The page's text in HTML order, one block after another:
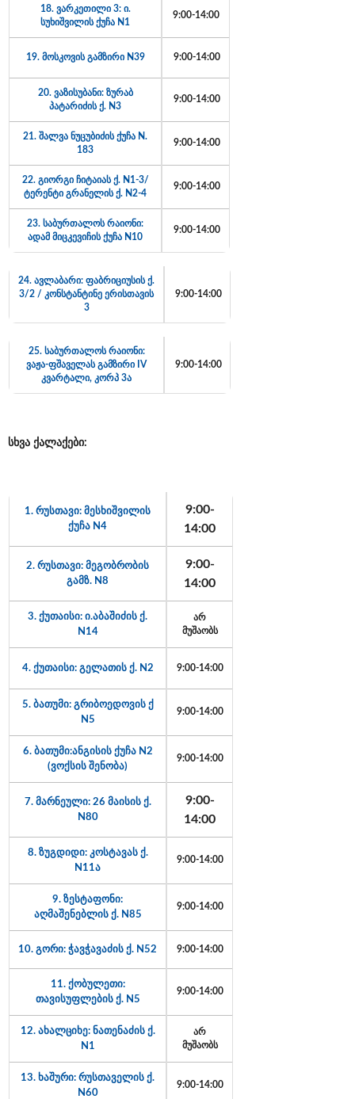
18. ვარკეთილი 3: ი.
სუხიშვილის ქუჩა N1
9:00-14:00
19. მოსკოვის გამზირი N39 9:00-14:00
20. ვაზისუბანი: ზურაბ
პატარიძის ქ. N3
9:00-14:00
21. შალვა ნუცუბიძის ქუჩა N.
183
9:00-14:00
22. გიორგი ჩიტაიას ქ. N1-3/
ტერენტი გრანელის ქ. N2-4
9:00-14:00
23. საბურთალოს რაიონი:
ადამ მიცკევიჩის ქუჩა N10
9:00-14:00
24. ავლაბარი: ფაბრიციუსის ქ.
3/2 / კონსტანტინე ერისთავის
3
9:00-14:00
25. საბურთალოს რაიონი:
ვაჟა-ფშაველას გამზირი IV
კვარტალი, კორპ 3ა
9:00-14:00
სხვა ქალაქები:
1. რუსთავი: მესხიშვილის
ქუჩა N4
9:00-
14:00
2. რუსთავი: მეგობრობის
გამზ. N8
9:00-
14:00
3. ქუთაისი: ი.აბაშიძის ქ.
N14
არ
მუშაობს
4. ქუთაისი: გელათის ქ. N2 9:00-14:00
5. ბათუმი: გრიბოედოვის ქ
N5
9:00-14:00
6. ბათუმი:ანგისის ქუჩა N2
(ვოქსის შენობა)
9:00-14:00
7. მარნეული: 26 მაისის ქ.
N80
9:00-
14:00
8. ზუგდიდი: კოსტავას ქ.
N11ა
9:00-14:00
9. ზესტაფონი:
აღმაშენებლის ქ. N85
9:00-14:00
10. გორი: ჭავჭავაძის ქ. N52 9:00-14:00
11. ქობულეთი:
თავისუფლების ქ. N5
9:00-14:00
12. ახალციხე: ნათენაძის ქ.
N1
არ
მუშაობს
13. ხაშური: რუსთაველის ქ.
N60
9:00-14:00